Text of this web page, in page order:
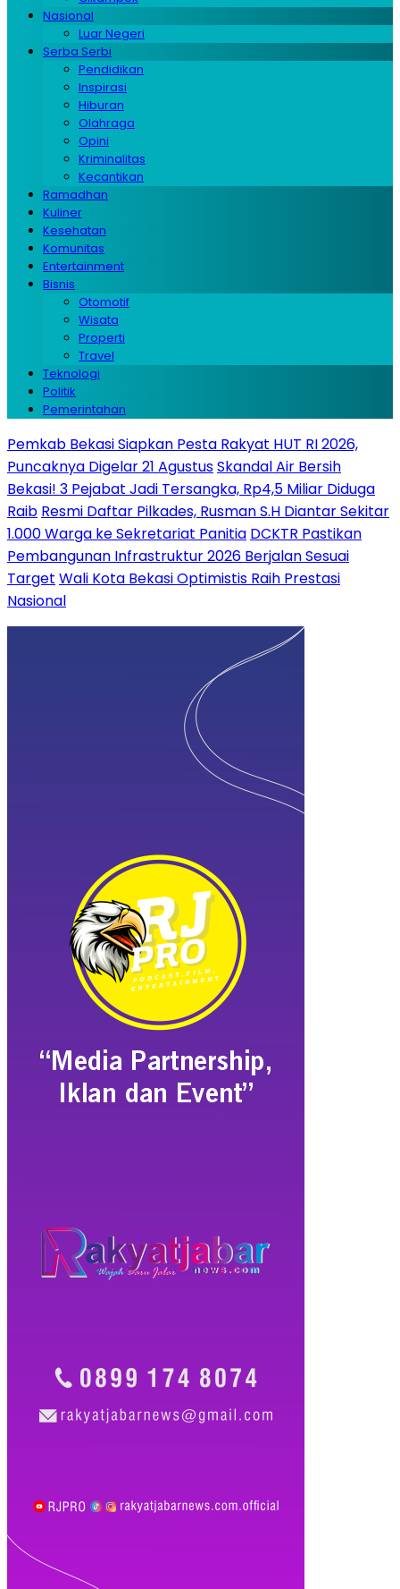
Nasional
Luar Negeri
Serba Serbi
Pendidikan
Inspirasi
Hiburan
Olahraga
Opini
Kriminalitas
Kecantikan
Ramadhan
Kuliner
Kesehatan
Komunitas
Entertainment
Bisnis
Otomotif
Wisata
Properti
Travel
Teknologi
Politik
Pemerintahan
Pemkab Bekasi Siapkan Pesta Rakyat HUT RI 2026,
Puncaknya Digelar 21 AgustusSkandal Air Bersih
Bekasi! 3 Pejabat Jadi Tersangka, Rp4,5 Miliar Diduga
Raib Resmi Daftar Pilkades, Rusman S.H Diantar Sekitar
1.000 Warga ke Sekretariat Panitia DCKTR Pastikan
Pembangunan Infrastruktur 2026 Berjalan Sesuai
Target Wali Kota Bekasi Optimistis Raih Prestasi
Nasional